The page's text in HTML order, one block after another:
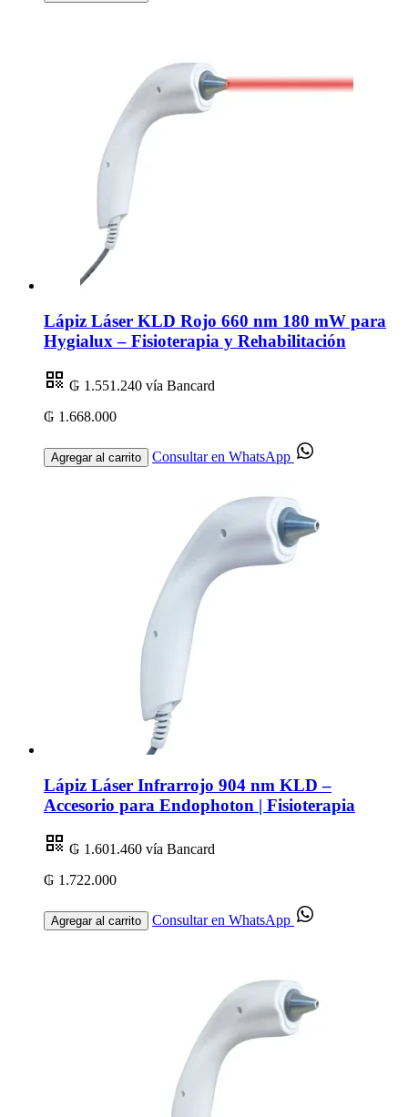
Lápiz Láser KLD Rojo 660 nm 180 mW para
Hygialux – Fisioterapia y Rehabilitación
₲ 1.551.240 vía Bancard
₲ 1.668.000
Agregar al carrito Consultar en WhatsApp
Lápiz Láser Infrarrojo 904 nm KLD –
Accesorio para Endophoton | Fisioterapia
₲ 1.601.460 vía Bancard
₲ 1.722.000
Agregar al carrito Consultar en WhatsApp